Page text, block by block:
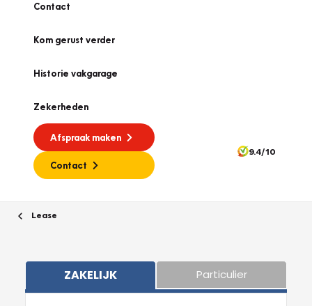
Contact
Kom gerust verder
Historie vakgarage
Zekerheden
Afspraak maken
Contact
9.4/10
Lease